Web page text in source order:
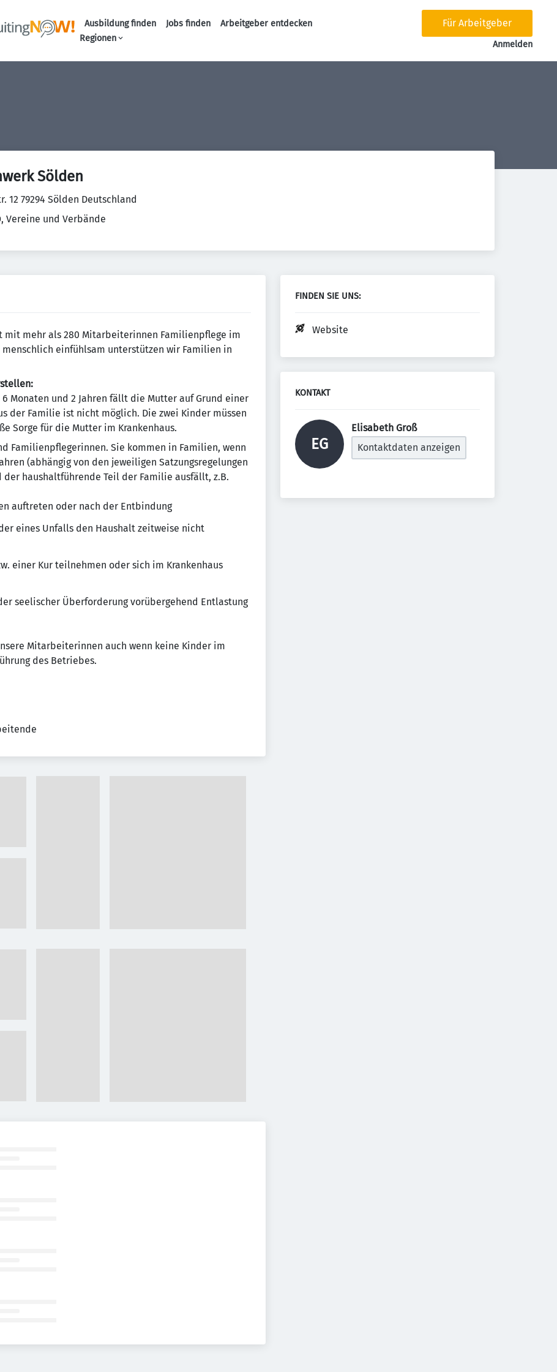
Ausbildung finden Jobs finden
Arbeitgeber entdecken
Regionen
Für Arbeitgeber
Anmelden
Sölden
12 79294 Sölden Deutschland
Vereine und Verbände
mit mehr als 280 Mitarbeiterinnen Familienpflege im
einfühlsam unterstützen wir Familien in
Monaten und 2 Jahren fällt die Mutter auf Grund einer
der Familie ist nicht möglich. Die zwei Kinder müssen
Sorge für die Mutter im Krankenhaus.
Familienpflegerinnen. Sie kommen in Familien, wenn
(abhängig von den jeweiligen Satzungsregelungen
haushaltführende Teil der Familie ausfällt, z.B.
auftreten oder nach der Entbindung
eines Unfalls den Haushalt zeitweise nicht
einer Kur teilnehmen oder sich im Krankenhaus
seelischer Überforderung vorübergehend Entlastung
Mitarbeiterinnen auch wenn keine Kinder im
des Betriebes.
FINDEN SIE UNS:
Website
KONTAKT
EG
Elisabeth Groß
Kontaktdaten anzeigen